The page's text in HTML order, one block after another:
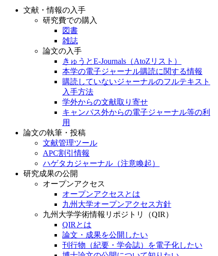
文献・情報の入手
研究費での購入
図書
雑誌
論文の入手
きゅうとE-Journals（AtoZリスト）
本学の電子ジャーナル購読に関する情報
購読していないジャーナルのフルテキスト
入手方法
学外からの文献取り寄せ
キャンパス外からの電子ジャーナル等の利
用
論文の執筆・投稿
文献管理ツール
APC割引情報
ハゲタカジャーナル（注意喚起）
研究成果の公開
オープンアクセス
オープンアクセスとは
九州大学オープンアクセス方針
九州大学学術情報リポジトリ（QIR）
QIRとは
論文・成果を公開したい
刊行物（紀要・学会誌）を電子化したい